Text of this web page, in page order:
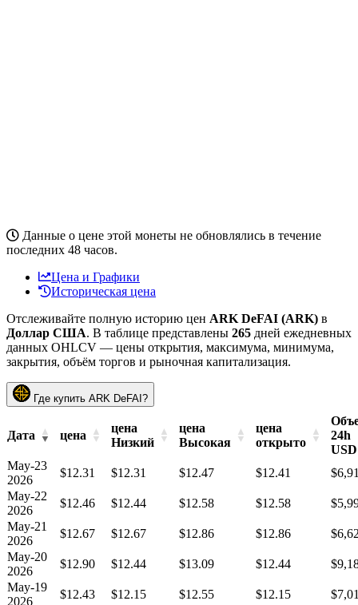
Данные о цене этой монеты не обновлялись в течение
последних 48 часов.
Цена и Графики
Историческая цена
Отслеживайте полную историю цен ARK DeFAI (ARK) в
Доллар США. В таблице представлены 265 дней ежедневных
данных OHLCV — цены открытия, максимума, минимума,
закрытия, объём торгов и рыночная капитализация.
Где купить ARK DeFAI?
Дата цена
цена
Низкий
цена
Высокая
цена
открыто
24h
USD
May-23
2026
$12.31 $12.31 $12.47 $12.41
May-22
2026
$12.46 $12.44 $12.58 $12.58
May-21
2026
$12.67 $12.67 $12.86 $12.86
May-20
2026
$12.90 $12.44 $13.09 $12.44
May-19
2026
$12.43 $12.15 $12.55 $12.15